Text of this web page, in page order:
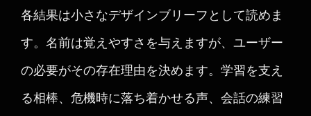
各結果は小さなデザインブリーフとして読めま
す。名前は覚えやすさを与えますが、ユーザー
の必要がその存在理由を決めます。学習を支え
る相棒、危機時に落ち着かせる声、会話の練習